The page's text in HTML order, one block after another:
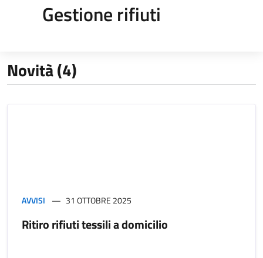
Gestione rifiuti
Novità (4)
AVVISI 31 OTTOBRE 2025
Ritiro rifiuti tessili a domicilio